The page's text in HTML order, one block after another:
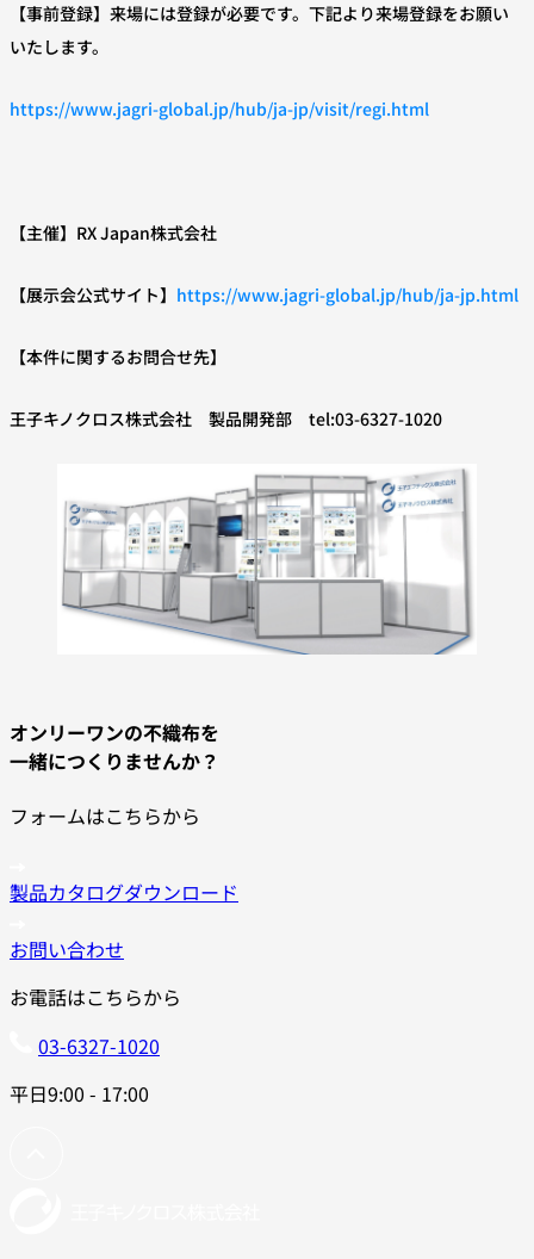
【事前登録】来場には登録が必要です。下記より来場登録をお願い
いたします。
https://www.jagri-global.jp/hub/ja-jp/visit/regi.html
【主催】RX Japan株式会社
【展示会公式サイト】 https://www.jagri-global.jp/hub/ja-jp.html
【本件に関するお問合せ先】
王子キノクロス株式会社 製品開発部 tel:03-6327-1020
オンリーワンの不織布を
一緒につくりませんか？
フォームはこちらから
製品カタログダウンロード
お問い合わせ
お電話はこちらから
03-6327-1020
平日9:00 - 17:00